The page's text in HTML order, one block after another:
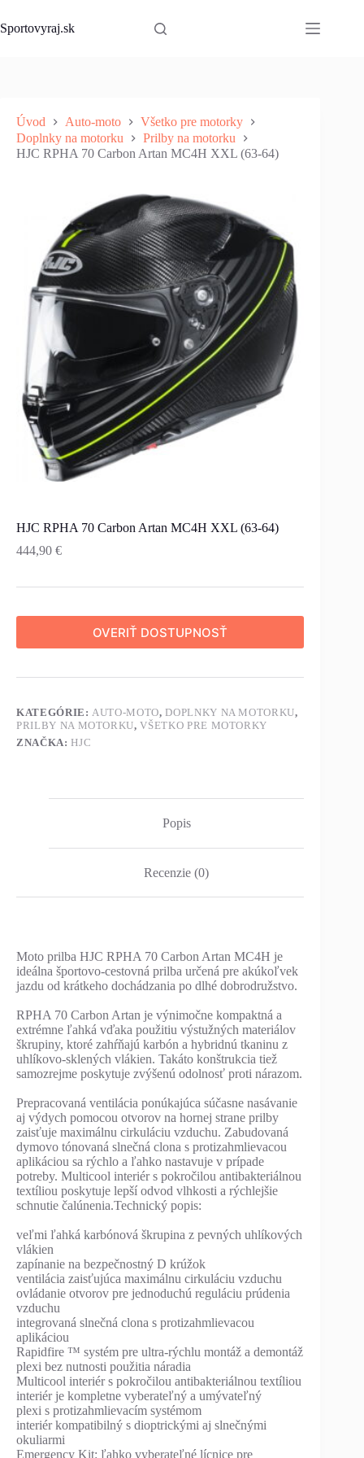
to
content
Sportovyraj.sk
Úvod Auto-moto
Všetko pre motorky
Doplnky na motorku
Prilby na motorku
HJC RPHA 70 Carbon Artan MC4H XXL (63-64)
HJC RPHA 70 Carbon Artan MC4H XXL (63-64)
444,90 €
OVERIŤ DOSTUPNOSŤ
KATEGÓRIE:AUTO-MOTO,DOPLNKY NA MOTORKU,
PRILBY NA MOTORKU,VŠETKO PRE MOTORKY
ZNAČKA:HJC
Popis
Recenzie (0)
Moto prilba HJC RPHA 70 Carbon Artan MC4H je
ideálna športovo-cestovná prilba určená pre akúkoľvek
jazdu od krátkeho dochádzania po dlhé dobrodružstvo.
RPHA 70 Carbon Artan je výnimočne kompaktná a
extrémne ľahká vďaka použitiu výstužných materiálov
škrupiny, ktoré zahŕňajú karbón a hybridnú tkaninu z
uhlíkovo-sklených vlákien. Takáto konštrukcia tiež
samozrejme poskytuje zvýšenú odolnosť proti nárazom.
Prepracovaná ventilácia ponúkajúca súčasne nasávanie
aj výdych pomocou otvorov na hornej strane prilby
zaisťuje maximálnu cirkuláciu vzduchu. Zabudovaná
dymovo tónovaná slnečná clona s protizahmlievacou
aplikáciou sa rýchlo a ľahko nastavuje v prípade
potreby. Multicool interiér s pokročilou antibakteriálnou
textíliou poskytuje lepší odvod vlhkosti a rýchlejšie
schnutie čalúnenia.Technický popis:
veľmi ľahká karbónová škrupina z pevných uhlíkových
vlákien
zapínanie na bezpečnostný D krúžok
ventilácia zaisťujúca maximálnu cirkuláciu vzduchu
ovládanie otvorov pre jednoduchú reguláciu prúdenia
vzduchu
integrovaná slnečná clona s protizahmlievacou
aplikáciou
Rapidfire ™ systém pre ultra-rýchlu montáž a demontáž
plexi bez nutnosti použitia náradia
Multicool interiér s pokročilou antibakteriálnou textíliou
interiér je kompletne vyberateľný a umývateľný
plexi s protizahmlievacím systémom
interiér kompatibilný s dioptrickými aj slnečnými
okuliarmi
Emergency Kit: ľahko vyberateľné lícnice pre